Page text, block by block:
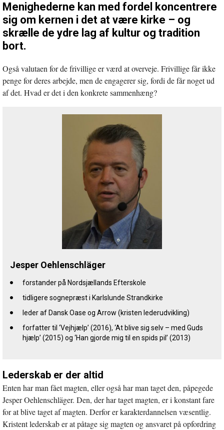
Menighederne kan med fordel koncentrere
sig om kernen i det at være kirke – og
skrælle de ydre lag af kultur og tradition
bort.
Også valutaen for de frivillige er værd at overveje. Frivillige får ikke
penge for deres arbejde, men de engagerer sig, fordi de får noget ud
af det. Hvad er det i den konkrete sammenhæng?
Jesper Oehlenschläger
forstander på Nordsjællands Efterskole
tidligere sognepræst i Karlslunde Strandkirke
leder af Dansk Oase og Arrow (kristen lederudvikling)
forfatter til ‘Vejhjælp’ (2016), ‘At blive sig selv – med Guds
hjælp’ (2015) og ‘Han gjorde mig til en spids pil’ (2013)
Lederskab er der altid
Enten har man fået magten, eller også har man taget den, påpegede
Jesper Oehlenschläger. Den, der har taget magten, er i konstant fare
for at blive taget af magten. Derfor er karakterdannelsen væsentlig.
Kristent lederskab er at påtage sig magten og ansvaret på opfordring